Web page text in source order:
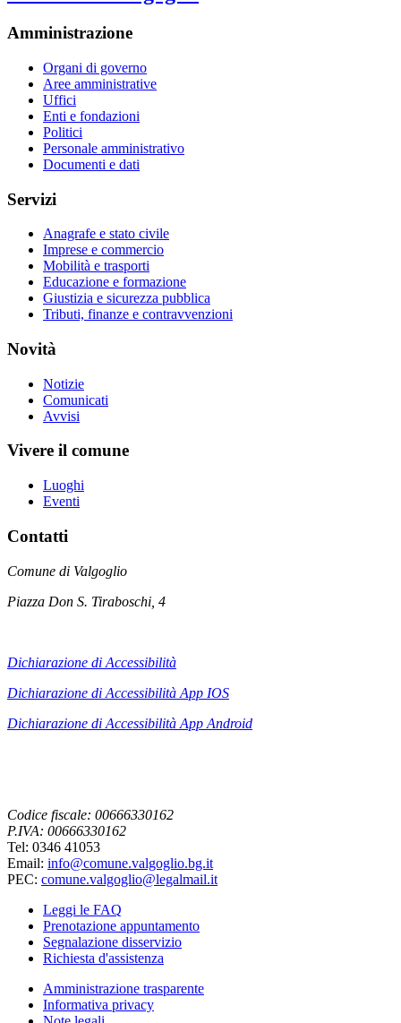
Amministrazione
Organi di governo
Aree amministrative
Uffici
Enti e fondazioni
Politici
Personale amministrativo
Documenti e dati
Servizi
Anagrafe e stato civile
Imprese e commercio
Mobilità e trasporti
Educazione e formazione
Giustizia e sicurezza pubblica
Tributi, finanze e contravvenzioni
Novità
Notizie
Comunicati
Avvisi
Vivere il comune
Luoghi
Eventi
Contatti
Comune di Valgoglio
Piazza Don S. Tiraboschi, 4
Dichiarazione di Accessibilità
Dichiarazione di Accessibilità App IOS
Dichiarazione di Accessibilità App Android
Codice fiscale: 00666330162
P.IVA: 00666330162
Tel: 0346 41053
Email: info@comune.valgoglio.bg.it
PEC: comune.valgoglio@legalmail.it
Leggi le FAQ
Prenotazione appuntamento
Segnalazione disservizio
Richiesta d'assistenza
Amministrazione trasparente
Informativa privacy